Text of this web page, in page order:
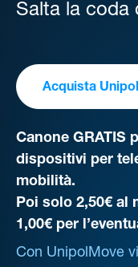
Salta la coda
Acquista
Canone GRATIS
dispositivi per
mobilità.
Poi solo 2,50€ al
1,00€ per
Con UnipolMove